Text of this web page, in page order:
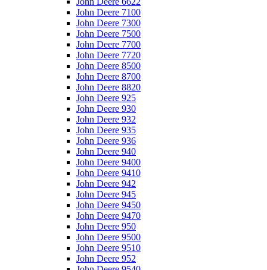
John Deere 7100
John Deere 7300
John Deere 7500
John Deere 7700
John Deere 7720
John Deere 8500
John Deere 8700
John Deere 8820
John Deere 925
John Deere 930
John Deere 932
John Deere 935
John Deere 936
John Deere 940
John Deere 9400
John Deere 9410
John Deere 942
John Deere 945
John Deere 9450
John Deere 9470
John Deere 950
John Deere 9500
John Deere 9510
John Deere 952